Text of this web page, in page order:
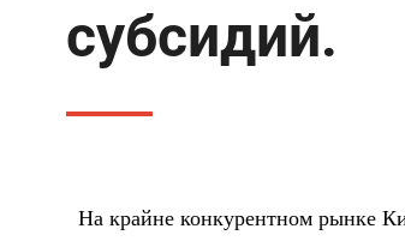
субсидий.
На крайне конкурентном рынке